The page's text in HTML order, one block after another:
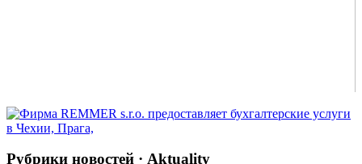
Рубрики новостей · Aktuality